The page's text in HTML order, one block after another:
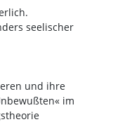
seelischer
und ihre
im